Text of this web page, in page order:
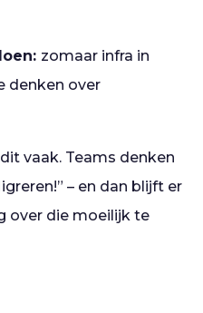
zomaar infra in
denken over
vaak. Teams denken
– en dan blijft er
over die moeilijk te